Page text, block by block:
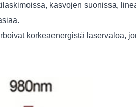
kasvojen suonissa,
korkeaenergistä laservaloa,